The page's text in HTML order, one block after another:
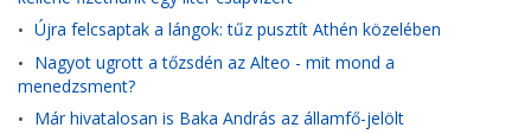
• Újra felcsaptak a lángok: tűz pusztít Athén közelében
• Nagyot ugrott a tőzsdén az Alteo - mit mond a
menedzsment?
• Már hivatalosan is Baka András az államfő-jelölt